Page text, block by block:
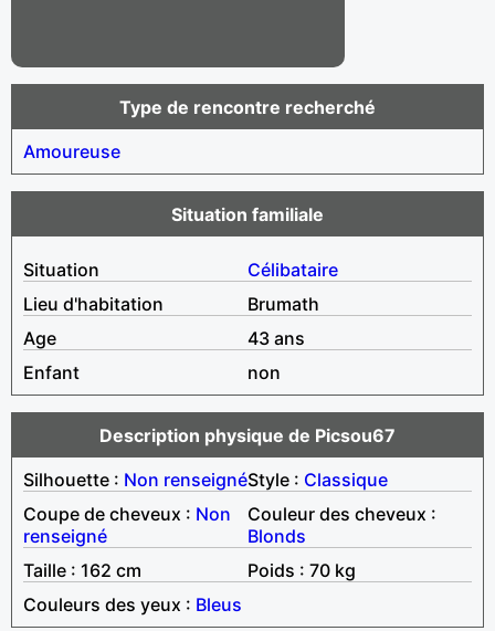
Type de rencontre recherché
Amoureuse
Situation familiale
Situation
Célibataire
Lieu d'habitation
Brumath
Age
43 ans
Enfant
non
Description physique de Picsou67
Silhouette : Non renseignéStyle : Classique
Coupe de cheveux : Non
renseigné
Couleur des cheveux :
Blonds
Taille : 162 cm
Poids : 70 kg
Couleurs des yeux : Bleus